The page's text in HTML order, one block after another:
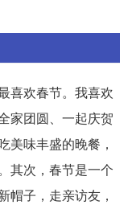
喜欢春节。我喜欢
家团圆、一起庆贺
美味丰盛的晚餐，
其次，春节是一个
帽子，走亲访友，